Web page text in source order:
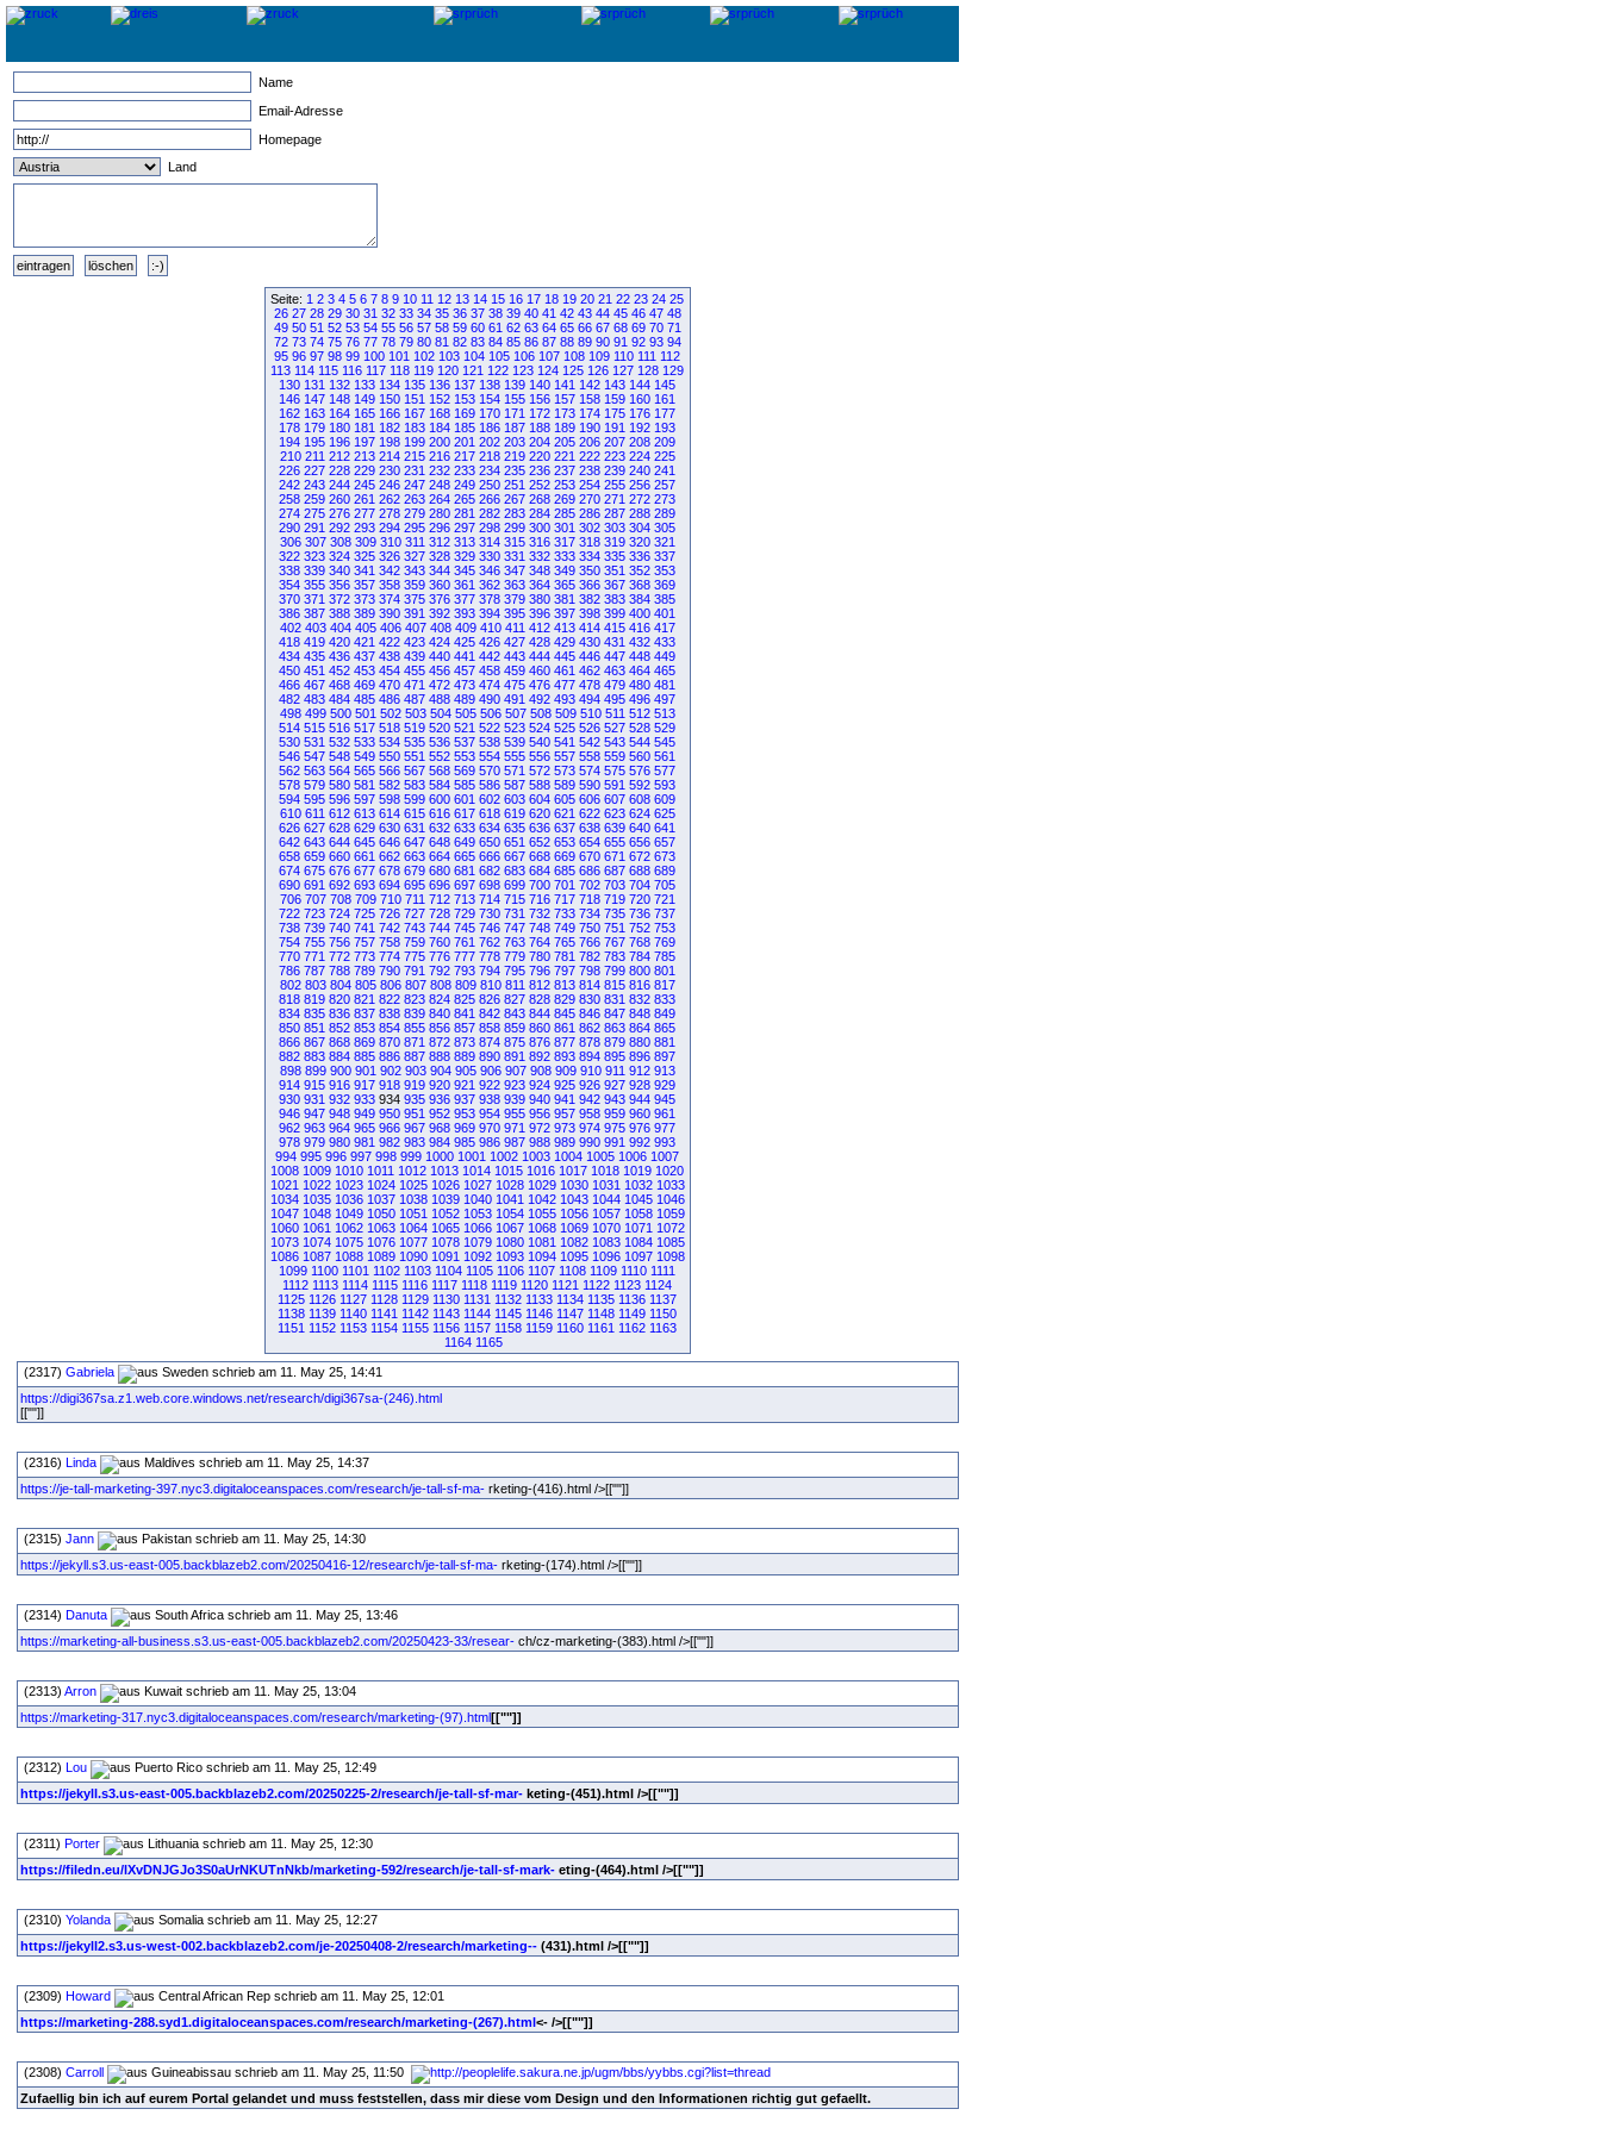
Name
Email-Adresse
Homepage
Land
Seite: 1 2 3 4 5 6 7 8 9 10 11 12 13 14 15 16 17 18 19 20 21 22 23 24 25
26 27 28 29 30 31 32 33 34 35 36 37 38 39 40 41 42 43 44 45 46 47 48
49 50 51 52 53 54 55 56 57 58 59 60 61 62 63 64 65 66 67 68 69 70 71
72 73 74 75 76 77 78 79 80 81 82 83 84 85 86 87 88 89 90 91 92 93 94
95 96 97 98 99 100 101 102 103 104 105 106 107 108 109 110 111 112
113 114 115 116 117 118 119 120 121 122 123 124 125 126 127 128 129
130 131 132 133 134 135 136 137 138 139 140 141 142 143 144 145
146 147 148 149 150 151 152 153 154 155 156 157 158 159 160 161
162 163 164 165 166 167 168 169 170 171 172 173 174 175 176 177
178 179 180 181 182 183 184 185 186 187 188 189 190 191 192 193
194 195 196 197 198 199 200 201 202 203 204 205 206 207 208 209
210 211 212 213 214 215 216 217 218 219 220 221 222 223 224 225
226 227 228 229 230 231 232 233 234 235 236 237 238 239 240 241
242 243 244 245 246 247 248 249 250 251 252 253 254 255 256 257
258 259 260 261 262 263 264 265 266 267 268 269 270 271 272 273
274 275 276 277 278 279 280 281 282 283 284 285 286 287 288 289
290 291 292 293 294 295 296 297 298 299 300 301 302 303 304 305
306 307 308 309 310 311 312 313 314 315 316 317 318 319 320 321
322 323 324 325 326 327 328 329 330 331 332 333 334 335 336 337
338 339 340 341 342 343 344 345 346 347 348 349 350 351 352 353
354 355 356 357 358 359 360 361 362 363 364 365 366 367 368 369
370 371 372 373 374 375 376 377 378 379 380 381 382 383 384 385
386 387 388 389 390 391 392 393 394 395 396 397 398 399 400 401
402 403 404 405 406 407 408 409 410 411 412 413 414 415 416 417
418 419 420 421 422 423 424 425 426 427 428 429 430 431 432 433
434 435 436 437 438 439 440 441 442 443 444 445 446 447 448 449
450 451 452 453 454 455 456 457 458 459 460 461 462 463 464 465
466 467 468 469 470 471 472 473 474 475 476 477 478 479 480 481
482 483 484 485 486 487 488 489 490 491 492 493 494 495 496 497
498 499 500 501 502 503 504 505 506 507 508 509 510 511 512 513
514 515 516 517 518 519 520 521 522 523 524 525 526 527 528 529
530 531 532 533 534 535 536 537 538 539 540 541 542 543 544 545
546 547 548 549 550 551 552 553 554 555 556 557 558 559 560 561
562 563 564 565 566 567 568 569 570 571 572 573 574 575 576 577
578 579 580 581 582 583 584 585 586 587 588 589 590 591 592 593
594 595 596 597 598 599 600 601 602 603 604 605 606 607 608 609
610 611 612 613 614 615 616 617 618 619 620 621 622 623 624 625
626 627 628 629 630 631 632 633 634 635 636 637 638 639 640 641
642 643 644 645 646 647 648 649 650 651 652 653 654 655 656 657
658 659 660 661 662 663 664 665 666 667 668 669 670 671 672 673
674 675 676 677 678 679 680 681 682 683 684 685 686 687 688 689
690 691 692 693 694 695 696 697 698 699 700 701 702 703 704 705
706 707 708 709 710 711 712 713 714 715 716 717 718 719 720 721
722 723 724 725 726 727 728 729 730 731 732 733 734 735 736 737
738 739 740 741 742 743 744 745 746 747 748 749 750 751 752 753
754 755 756 757 758 759 760 761 762 763 764 765 766 767 768 769
770 771 772 773 774 775 776 777 778 779 780 781 782 783 784 785
786 787 788 789 790 791 792 793 794 795 796 797 798 799 800 801
802 803 804 805 806 807 808 809 810 811 812 813 814 815 816 817
818 819 820 821 822 823 824 825 826 827 828 829 830 831 832 833
834 835 836 837 838 839 840 841 842 843 844 845 846 847 848 849
850 851 852 853 854 855 856 857 858 859 860 861 862 863 864 865
866 867 868 869 870 871 872 873 874 875 876 877 878 879 880 881
882 883 884 885 886 887 888 889 890 891 892 893 894 895 896 897
898 899 900 901 902 903 904 905 906 907 908 909 910 911 912 913
914 915 916 917 918 919 920 921 922 923 924 925 926 927 928 929
930 931 932 933 934 935 936 937 938 939 940 941 942 943 944 945
946 947 948 949 950 951 952 953 954 955 956 957 958 959 960 961
962 963 964 965 966 967 968 969 970 971 972 973 974 975 976 977
978 979 980 981 982 983 984 985 986 987 988 989 990 991 992 993
994 995 996 997 998 999 1000 1001 1002 1003 1004 1005 1006 1007
1008 1009 1010 1011 1012 1013 1014 1015 1016 1017 1018 1019 1020
1021 1022 1023 1024 1025 1026 1027 1028 1029 1030 1031 1032 1033
1034 1035 1036 1037 1038 1039 1040 1041 1042 1043 1044 1045 1046
1047 1048 1049 1050 1051 1052 1053 1054 1055 1056 1057 1058 1059
1060 1061 1062 1063 1064 1065 1066 1067 1068 1069 1070 1071 1072
1073 1074 1075 1076 1077 1078 1079 1080 1081 1082 1083 1084 1085
1086 1087 1088 1089 1090 1091 1092 1093 1094 1095 1096 1097 1098
1099 1100 1101 1102 1103 1104 1105 1106 1107 1108 1109 1110 1111
1112 1113 1114 1115 1116 1117 1118 1119 1120 1121 1122 1123 1124
1125 1126 1127 1128 1129 1130 1131 1132 1133 1134 1135 1136 1137
1138 1139 1140 1141 1142 1143 1144 1145 1146 1147 1148 1149 1150
1151 1152 1153 1154 1155 1156 1157 1158 1159 1160 1161 1162 1163
1164 1165
(2317) Gabriela
schrieb am 11. May 25, 14:41
https://digi367sa.z1.web.core.windows.net/research/digi367sa-(246).html
[[""]]
(2316) Linda
schrieb am 11. May 25, 14:37
https://je-tall-marketing-397.nyc3.digitaloceanspaces.com/research/je-tall-sf-ma- rketing-(416).html />[[""]]
(2315) Jann
schrieb am 11. May 25, 14:30
https://jekyll.s3.us-east-005.backblazeb2.com/20250416-12/research/je-tall-sf-ma- rketing-(174).html />[[""]]
(2314) Danuta
schrieb am 11. May 25, 13:46
https://marketing-all-business.s3.us-east-005.backblazeb2.com/20250423-33/resear- ch/cz-marketing-(383).html />[[""]]
(2313) Arron
schrieb am 11. May 25, 13:04
https://marketing-317.nyc3.digitaloceanspaces.com/research/marketing-(97).html[[""]]
(2312) Lou
schrieb am 11. May 25, 12:49
https://jekyll.s3.us-east-005.backblazeb2.com/20250225-2/research/je-tall-sf-mar- keting-(451).html />[[""]]
(2311) Porter
schrieb am 11. May 25, 12:30
https://filedn.eu/lXvDNJGJo3S0aUrNKUTnNkb/marketing-592/research/je-tall-sf-mark- eting-(464).html />[[""]]
(2310) Yolanda
schrieb am 11. May 25, 12:27
https://jekyll2.s3.us-west-002.backblazeb2.com/je-20250408-2/research/marketing-- (431).html />[[""]]
(2309) Howard
schrieb am 11. May 25, 12:01
https://marketing-288.syd1.digitaloceanspaces.com/research/marketing-(267).html<- />[[""]]
(2308) Carroll
schrieb am 11. May 25, 11:50
Zufaellig bin ich auf eurem Portal gelandet und muss feststellen, dass mir diese vom Design und den Informationen richtig gut gefaellt.